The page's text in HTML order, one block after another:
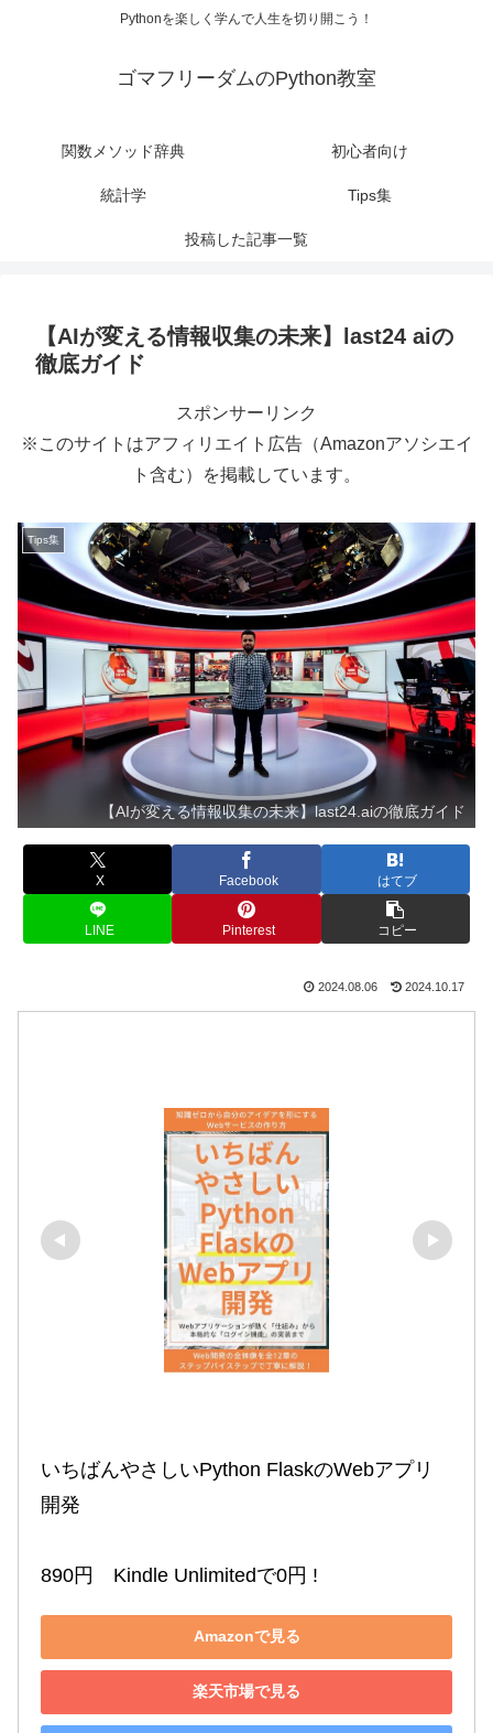
Pythonを楽しく学んで人生を切り開こう！
ゴマフリーダムのPython教室
関数メソッド辞典 初心者向け
統計学 Tips集
投稿した記事一覧
【AIが変える情報収集の未来】last24 aiの
徹底ガイド
スポンサーリンク
※このサイトはアフィリエイト広告（Amazonアソシエイ
ト含む）を掲載しています。
Tips集
【AIが変える情報収集の未来】last24.aiの徹底ガイド
X Facebook はてブ
LINE Pinterest コピー
2024.08.06 2024.10.17
いちばんやさしいPython FlaskのWebアプリ
開発
890円　Kindle Unlimitedで0円 !
Amazonで見る
楽天市場で見る